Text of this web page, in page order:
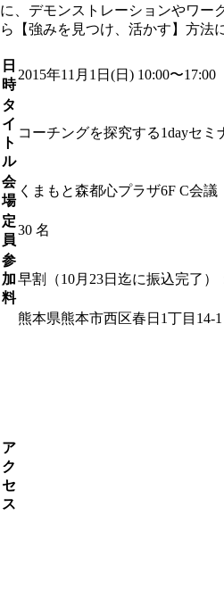
に、デモンストレーションやワー
ら【強みを見つけ、活かす】方法
日
時
2015年11月1日(日) 10:00〜17:00
タ
イ
ト
ル
コーチングを探究する1dayセミ
会
場
くまもと森都心プラザ6F C会議
定
員
30 名
参
加
料
早割（10月23日迄に振込完了）
ア
ク
セ
ス
熊本県熊本市西区春日1丁目